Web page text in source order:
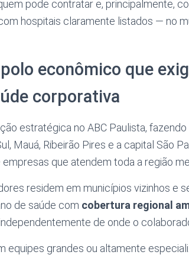
pode contratar e, principalmente,
hospitais claramente listados — no
econômico que
corporativa
estratégica no ABC Paulista,
Mauá, Ribeirão Pires e a capital São
que atendem toda a região
residem em municípios vizinhos e
de saúde com cobertura regional
de onde o
equipes grandes ou altamente